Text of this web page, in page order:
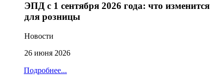
ЭПД с 1 сентября 2026 года: что изменится
для розницы
Новости
26 июня 2026
Подробнее...